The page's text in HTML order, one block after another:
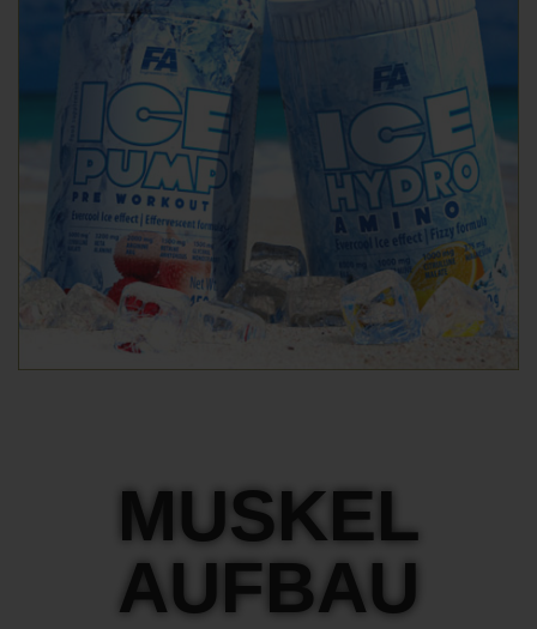
MUSKEL
AUFBAU